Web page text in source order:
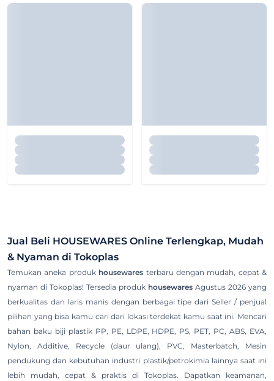
Jual Beli HOUSEWARES Online Terlengkap, Mudah
& Nyaman di Tokoplas
Temukan aneka produk housewares terbaru dengan mudah, cepat &
nyaman di Tokoplas! Tersedia produk housewares Agustus 2026 yang
berkualitas dan laris manis dengan berbagai tipe dari Seller / penjual
pilihan yang bisa kamu cari dari lokasi terdekat kamu saat ini. Mencari
bahan baku biji plastik PP, PE, LDPE, HDPE, PS, PET, PC, ABS, EVA,
Nylon, Additive, Recycle (daur ulang), PVC, Masterbatch, Mesin
pendukung dan kebutuhan industri plastik/petrokimia lainnya saat ini
lebih mudah, cepat & praktis di Tokoplas. Dapatkan keamanan,